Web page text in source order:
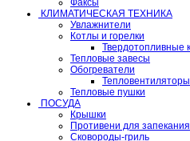
Факсы
КЛИМАТИЧЕСКАЯ ТЕХНИКА
Увлажнители
Котлы и горелки
Твердотопливные
Тепловые завесы
Обогреватели
Тепловентиляторы
Тепловые пушки
ПОСУДА
Крышки
Противени для запекания
Сковороды-гриль